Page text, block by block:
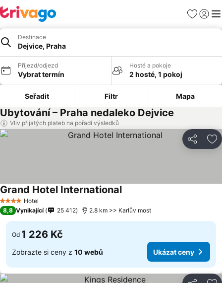
Oblíbené
Destinace
Dejvice, Praha
Příjezd/odjezd
Vybrat termín
Hosté a pokoje
2 hosté, 1 pokoj
Seřadit Filtr Mapa
Ubytování – Praha nedaleko Dejvice
Vliv přijatých plateb na pořadí výsledků
Sdílet
4 Počet hvězdiček
Hotel
Grand Hotel International
8,8 Vynikající 25 412 2.8 km >> Karlův most
Od 1 226 Kč
Zobrazte si ceny z 10 webů Ukázat ceny